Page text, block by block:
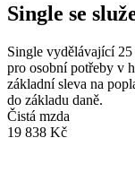
Single se
Single vydělávající 25
pro osobní potřeby v
základní sleva na
do základu daně.
Čistá mzda
19 838 Kč